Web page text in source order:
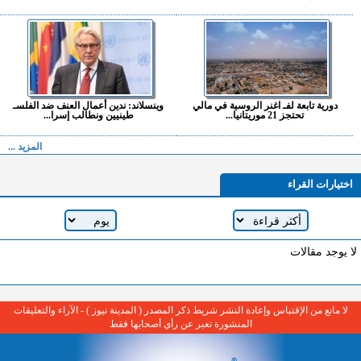
دورية تابعة لفـ اغنر الروسية في مالي
تحتجز 21 موريتانيا...
وينسلاند: ندين أعمال العنف ضد الفلسـ
طينيين ونطالب إسرا...
المزيد ...
اختيارات القراء
لا يوجد مقالات
لا مانع من الإقتباس وإعادة النشر شريط ذكر المصدر ( المدينة نيوز ) - الآراء والتعليقات
المنشورة تعبر عن رأي أصحابها فقط